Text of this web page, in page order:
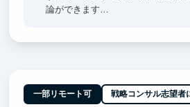
論ができます
一部リモート可 戦略コンサル志望者